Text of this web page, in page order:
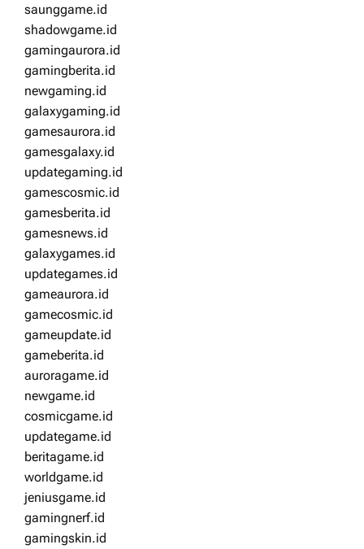
saunggame.id
shadowgame.id
gamingaurora.id
gamingberita.id
newgaming.id
galaxygaming.id
gamesaurora.id
gamesgalaxy.id
updategaming.id
gamescosmic.id
gamesberita.id
gamesnews.id
galaxygames.id
updategames.id
gameaurora.id
gamecosmic.id
gameupdate.id
gameberita.id
auroragame.id
newgame.id
cosmicgame.id
updategame.id
beritagame.id
worldgame.id
jeniusgame.id
gamingnerf.id
gamingskin.id